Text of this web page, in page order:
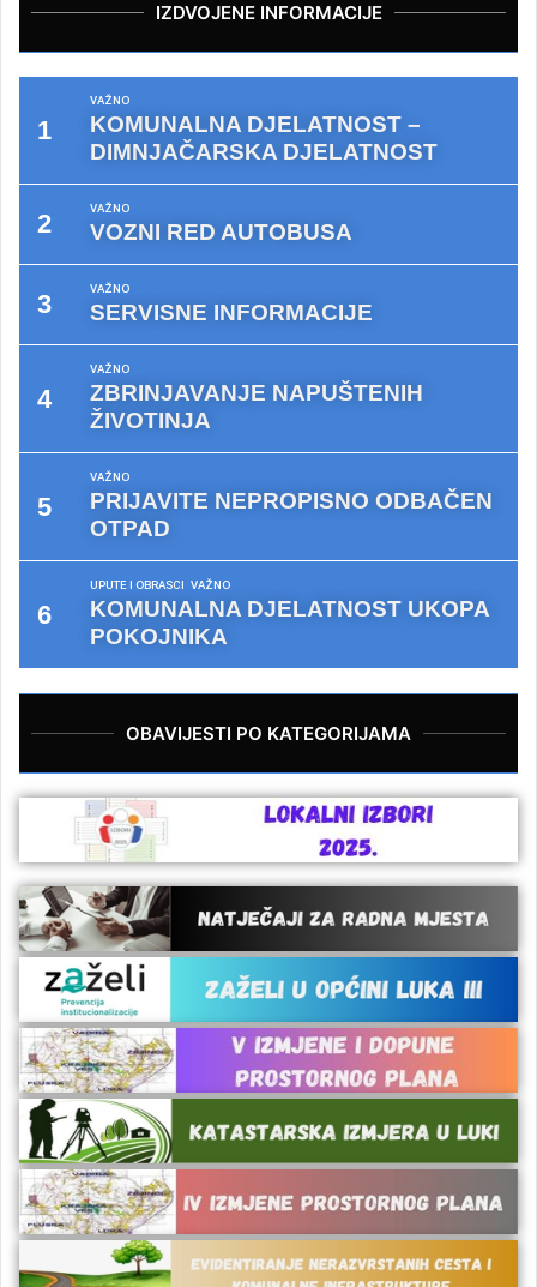
IZDVOJENE INFORMACIJE
VAŽNO
KOMUNALNA DJELATNOST –
DIMNJAČARSKA DJELATNOST
VAŽNO
VOZNI RED AUTOBUSA
VAŽNO
SERVISNE INFORMACIJE
VAŽNO
ZBRINJAVANJE NAPUŠTENIH
ŽIVOTINJA
VAŽNO
PRIJAVITE NEPROPISNO ODBAČEN
OTPAD
UPUTE I OBRASCI VAŽNO
KOMUNALNA DJELATNOST UKOPA
POKOJNIKA
OBAVIJESTI PO KATEGORIJAMA